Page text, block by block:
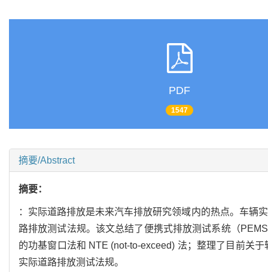
PDF
1547
摘要/Abstract
摘要：
：实际道路排放是未来汽车排放研究领域内的热点。车辆
路排放测试法规。该文总结了便携式排放测试系统（
的功基窗口法和 NTE (not-to-exceed) 法；整理了目前关
实际道路排放测试法规。